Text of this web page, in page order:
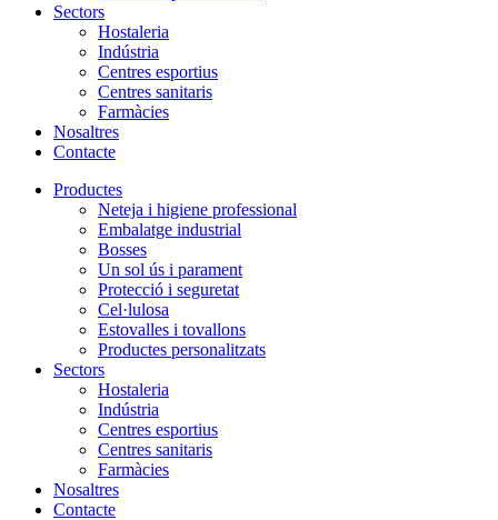
Sectors
Hostaleria
Indústria
Centres esportius
Centres sanitaris
Farmàcies
Nosaltres
Contacte
Productes
Neteja i higiene professional
Embalatge industrial
Bosses
Un sol ús i parament
Protecció i seguretat
Cel·lulosa
Estovalles i tovallons
Productes personalitzats
Sectors
Hostaleria
Indústria
Centres esportius
Centres sanitaris
Farmàcies
Nosaltres
Contacte